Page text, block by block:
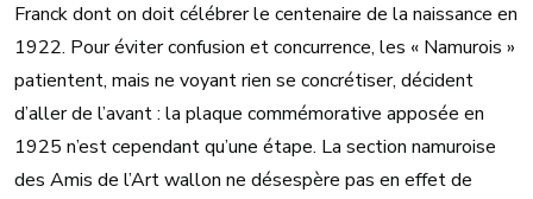
Franck dont on doit célébrer le centenaire de la naissance en
1922. Pour éviter confusion et concurrence, les « Namurois »
patientent, mais ne voyant rien se concrétiser, décident
d’aller de l’avant : la plaque commémorative apposée en
1925 n’est cependant qu’une étape. La section namuroise
des Amis de l’Art wallon ne désespère pas en effet de